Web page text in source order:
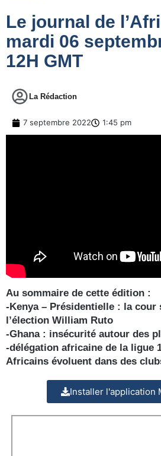
Le journal de
mardi 06
12H GMT
La Rédaction
7 septembre 2022 1:45 pm
Au sommaire de cette édition :
-Kenya – Présidentielle : la cour
l’élection William Ruto
-Ghana : insécurité autour des
-délégation africaine de la ligue
Africains évoluent dans des
Installer l'application